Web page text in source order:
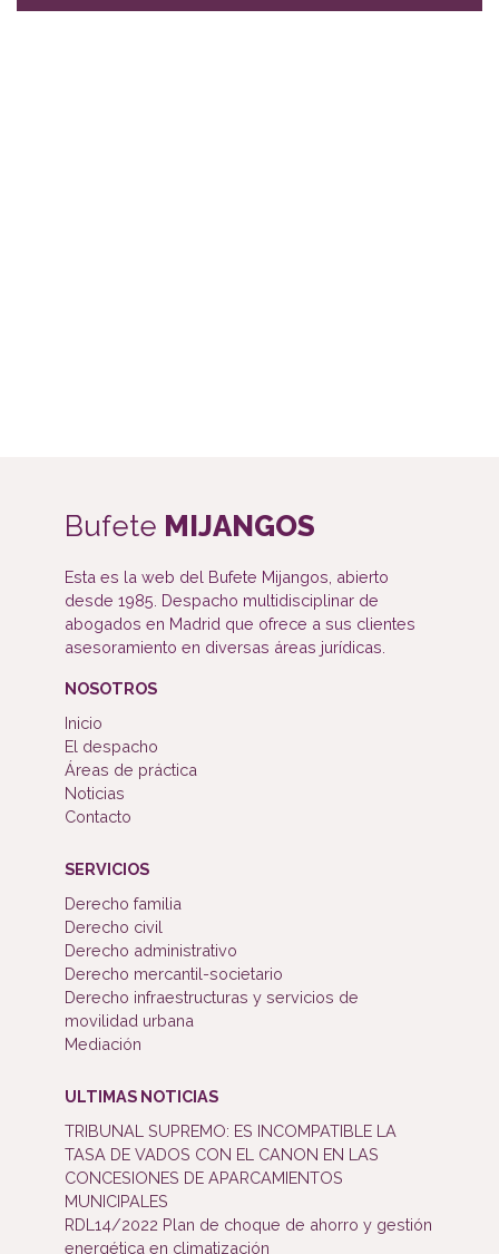
Bufete MIJANGOS
Esta es la web del Bufete Mijangos, abierto
desde 1985. Despacho multidisciplinar de
abogados en Madrid que ofrece a sus clientes
asesoramiento en diversas áreas jurídicas.
NOSOTROS
Inicio
El despacho
Áreas de práctica
Noticias
Contacto
SERVICIOS
Derecho familia
Derecho civil
Derecho administrativo
Derecho mercantil-societario
Derecho infraestructuras y servicios de
movilidad urbana
Mediación
ULTIMAS NOTICIAS
TRIBUNAL SUPREMO: ES INCOMPATIBLE LA
TASA DE VADOS CON EL CANON EN LAS
CONCESIONES DE APARCAMIENTOS
MUNICIPALES
RDL14/2022 Plan de choque de ahorro y gestión
energética en climatización